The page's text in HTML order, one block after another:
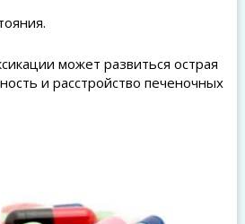
может развиться острая
и расстройство печеночных